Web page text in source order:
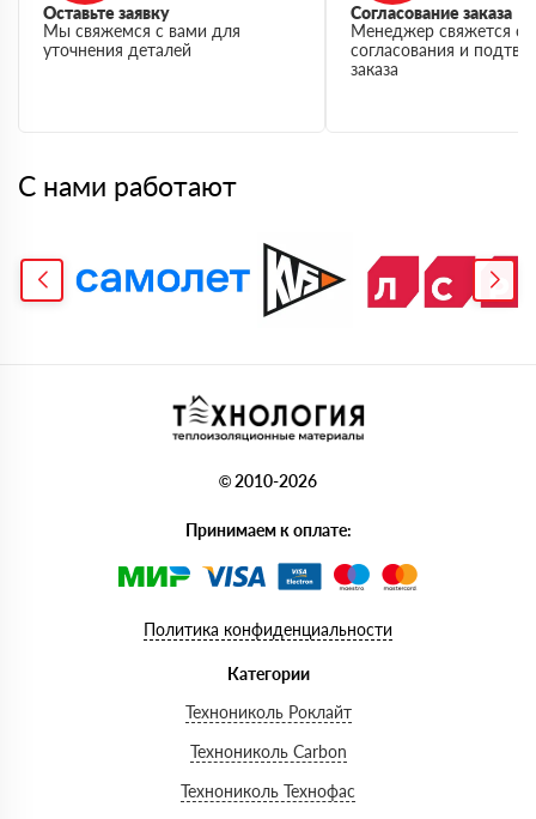
Оставьте заявку
Мы свяжемся с вами для
уточнения деталей
Согласование заказа
Менеджер свяжется с
согласования и
заказа
С нами работают
© 2010-2026
Принимаем к оплате:
Политика конфиденциальности
Категории
Технониколь Роклайт
Технониколь Carbon
Технониколь Технофас